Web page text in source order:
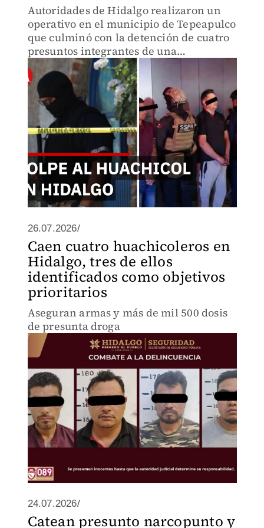
Autoridades de Hidalgo realizaron un
operativo en el municipio de Tepeapulco
que culminó con la detención de cuatro
presuntos integrantes de una
organización delictiva vinculada al robo
de combustible y al narcomenudeo.
26.07.2026/
Caen cuatro huachicoleros en
Hidalgo, tres de ellos
identificados como objetivos
prioritarios
Aseguran armas y más de mil 500 dosis
de presunta droga
24.07.2026/
Catean presunto narcopunto y